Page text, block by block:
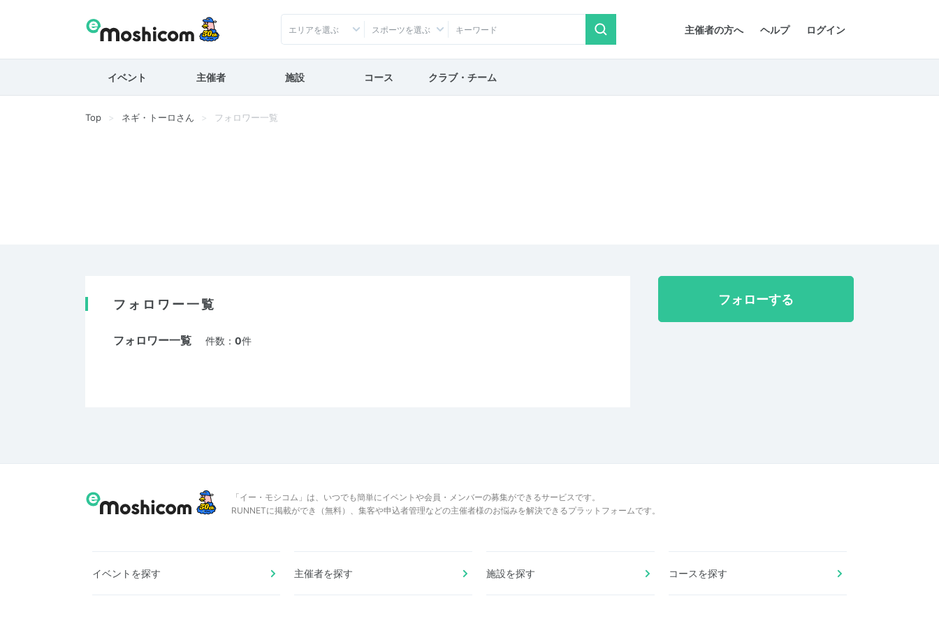
主催者の方へ ヘルプ ログイン
エリアを選ぶ スポーツを選ぶ
イベント 主催者 施設 コース クラブ・チーム
Top ネギ・トーロさん フォロワー一覧
フォロワー一覧
フォロワー一覧 件数： 0件
フォローする
「イー・モシコム」は、いつでも簡単にイベントや会員・メンバーの募集ができるサービスです。
RUNNETに掲載ができ（無料）、集客や申込者管理などの主催者様のお悩みを解決できるプラットフォームです。
イベントを探す 主催者を探す 施設を探す コースを探す